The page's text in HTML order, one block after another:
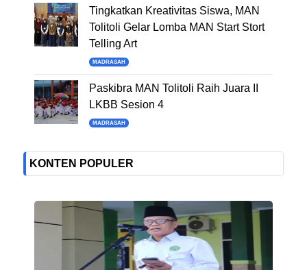
Tingkatkan Kreativitas Siswa, MAN
Tolitoli Gelar Lomba MAN Start Stort
Telling Art
MADRASAH
Paskibra MAN Tolitoli Raih Juara II
LKBB Sesion 4
MADRASAH
KONTEN POPULER